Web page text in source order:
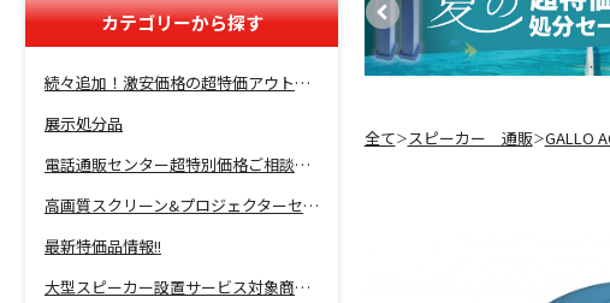
カテゴリーから探す
続々追加！激安価格の超特価アウトレットセール開催！
展示処分品
電話通販センター超特別価格ご相談コーナー！
高画質スクリーン&プロジェクターセット超特価！
最新特価品情報!!
大型スピーカー設置サービス対象商品！
全て＞スピーカー 通販＞GALLO